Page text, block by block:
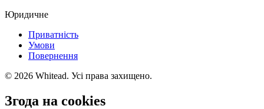
Юридичне
Приватність
Умови
Повернення
© 2026 Whitead. Усі права захищено.
Згода на cookies